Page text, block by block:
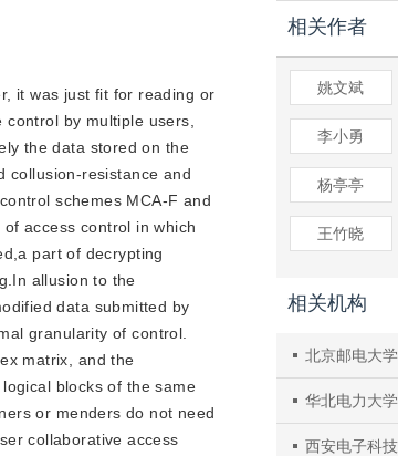
it was just fit for reading or
control by multiple users,
the data stored on the
collusion-resistance and
schemes MCA-F and
access control in which
part of decrypting
allusion to the
data submitted by
granularity of control.
matrix, and the
blocks of the same
or menders do not need
collaborative access
相关作者
姚文斌
李小勇
杨亭亭
王竹晓
相关机构
北京邮电大学 智能通信软
华北电力大学控制
西安电子科技